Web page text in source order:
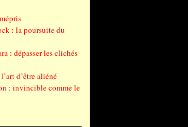
: la poursuite du
: dépasser les clichés
d’être aliéné
: invincible comme le